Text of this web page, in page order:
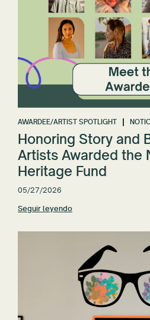
AWARDEE/ARTIST SPOTLIGHT
Honoring Story and
Artists Awarded the
Heritage Fund
05/27/2026
Seguir leyendo